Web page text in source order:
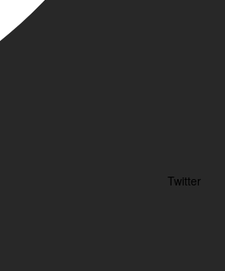
Twitter